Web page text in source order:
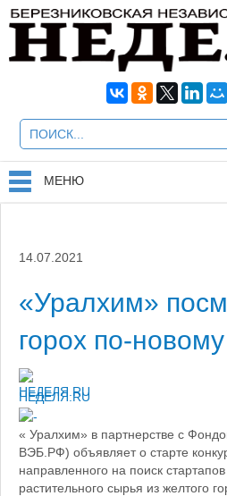
МЕНЮ
14.07.2021
«Уралхим»
горох по-новому
НЕДЕЛЯ.RU
« Уралхим» в партнерстве с
ВЭБ.РФ) объявляет о старте
направленного на поиск
растительного сырья из желтого